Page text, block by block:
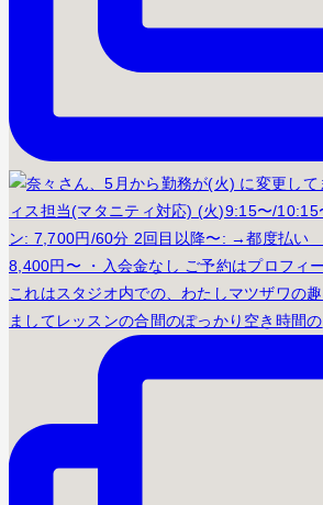
これはスタジオ内での、わたしマツザワの
ましてレッスンの合間のぽっかり空き時間の